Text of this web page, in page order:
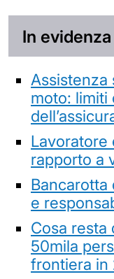
In
Assistenza
moto: limiti
Lavoratore
rapporto a
Bancarotta
e
Cosa resta
50mila
frontiera in